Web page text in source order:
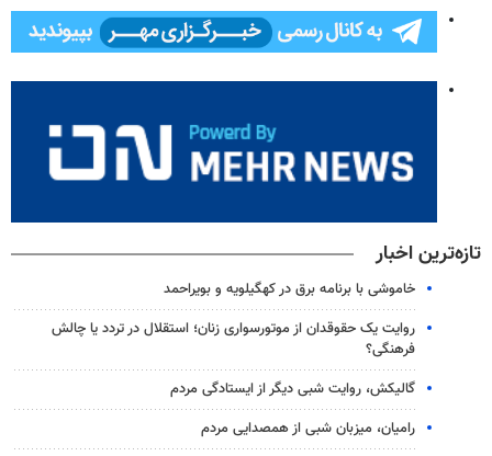
تازه‌ترین اخبار
خاموشی با برنامه برق در کهگیلویه و بویراحمد
روایت یک حقوقدان از موتورسواری زنان؛ استقلال در تردد یا چالش
فرهنگی؟
گالیکش، روایت شبی دیگر از ایستادگی مردم
رامیان، میزبان شبی از همصدایی مردم